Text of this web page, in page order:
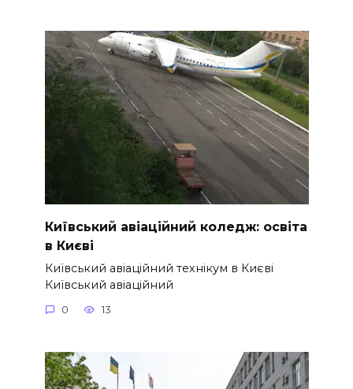
Київський авіаційний коледж: освіта
в Києві
Київський авіаційний технікум в Києві
Київський авіаційний
0 13